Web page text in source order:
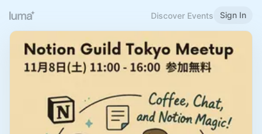
Discover Events Sign In